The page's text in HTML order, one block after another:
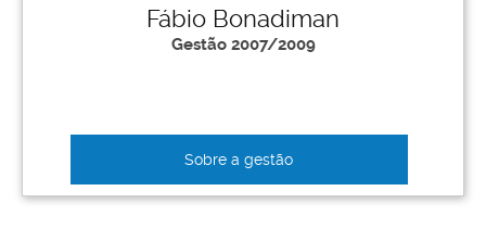
Fábio Bonadiman
Gestão 2007/2009
Sobre a gestão